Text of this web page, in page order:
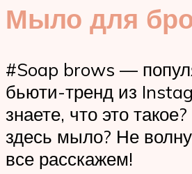
Мыло для
#Soap brows —
бьюти-тренд из
знаете, что это
здесь мыло? Не
все расскажем!